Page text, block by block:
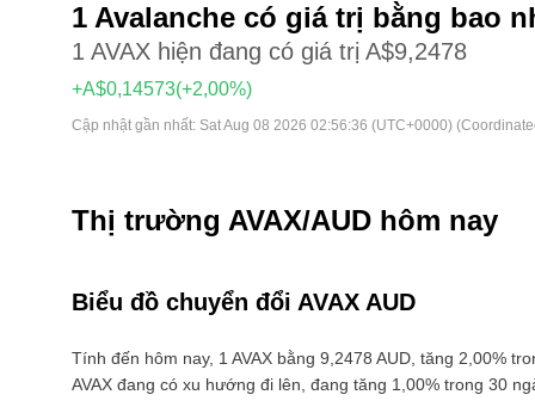
1 Avalanche có giá trị bằng bao
1 AVAX hiện đang có giá trị A$9,2478
+A$0,14573(+2,00%)
Cập nhật gần nhất: Sat Aug 08 2026 02:56:36 (UTC+0000)
Thị trường AVAX/AUD hôm nay
Biểu đồ chuyển đổi AVAX AUD
Tính đến hôm nay, 1 AVAX bằng 9,2478 AUD, tăng 2,00%
AVAX đang có xu hướng đi lên, đang tăng 1,00% trong 30